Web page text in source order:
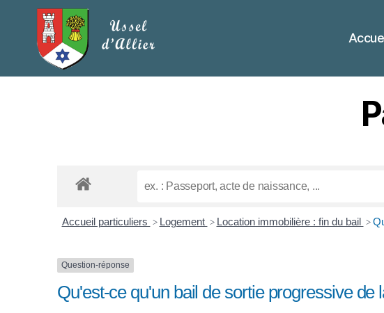
Accueil particuliers > Logement > Location immobilière : fin du bail >
Question-réponse
Qu'est-ce qu'un bail de sortie progressive de